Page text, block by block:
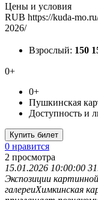
Цены и условия
RUB https://kuda-
2026/
Взрослый: 150
0+
0+
Пушкинская
Доступность и
Купить билет
0 нравится
2 просмотра
15.01.2026 10:00:00
Экспозиции
галереиХимкинская